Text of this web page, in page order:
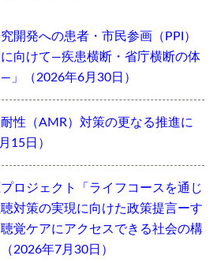
開発への患者・市民参画（PPI）
向けて―疾患横断・省庁横断の体
」（2026年6月30日）
耐性（AMR）対策の更なる推進に
15日）
プロジェクト「ライフコースを通じ
対策の実現に向けた政策提言ーす
覚ケアにアクセスできる社会の構
2026年7月30日）